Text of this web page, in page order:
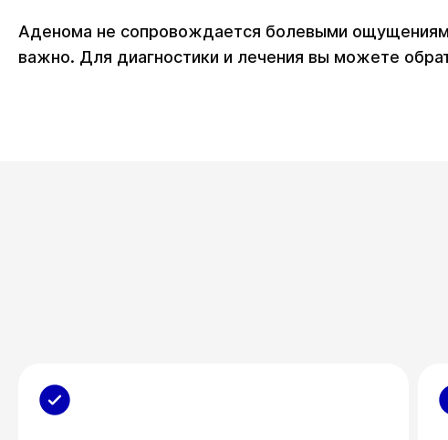
Аденома не сопровождается болевыми
важно. Для диагностики и лечения вы можете